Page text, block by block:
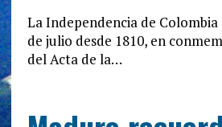
La Independencia de Colombia
de julio desde 1810, en
del Acta de la…